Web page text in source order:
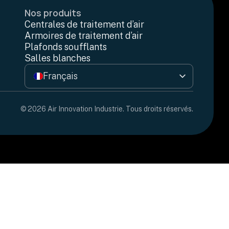
Nos produits
Centrales de traitement d’air
Armoires de traitement d’air
Plafonds soufflants
Salles blanches
Français
English
© 2026 Air Innovation Industrie. Tous droits réservés.